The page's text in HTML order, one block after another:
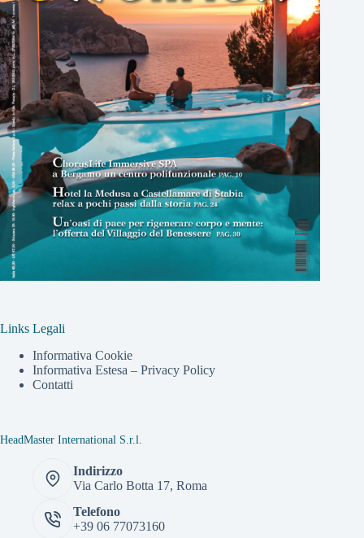
Links Legali
Informativa Cookie
Informativa Estesa – Privacy Policy
Contatti
HeadMaster International S.r.l.
Indirizzo
Via Carlo Botta 17, Roma
Telefono
+39 06 77073160